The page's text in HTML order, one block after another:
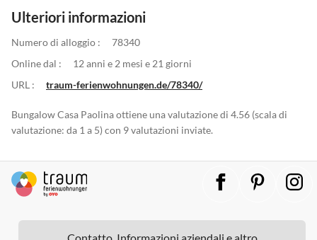
Ulteriori informazioni
Numero di alloggio :
78340
Online dal :
12 anni e 2 mesi e 21 giorni
URL :
traum-ferienwohnungen.de/78340/
Bungalow Casa Paolina ottiene una valutazione di 4.56 (scala di
valutazione: da 1 a 5) con 9 valutazioni inviate.